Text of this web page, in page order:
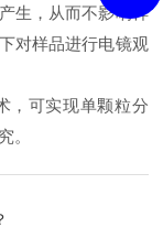
生，从而不影响样
对样品进行电镜观
，可实现单颗粒分
。